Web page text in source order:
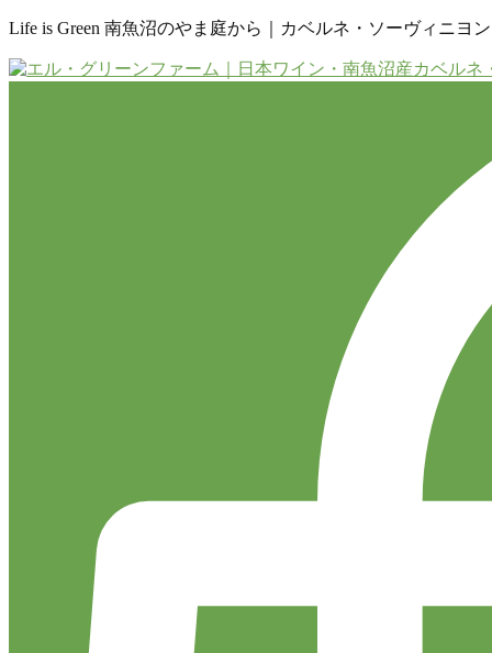
Life is Green 南魚沼のやま庭から｜カベルネ・ソーヴィニヨ